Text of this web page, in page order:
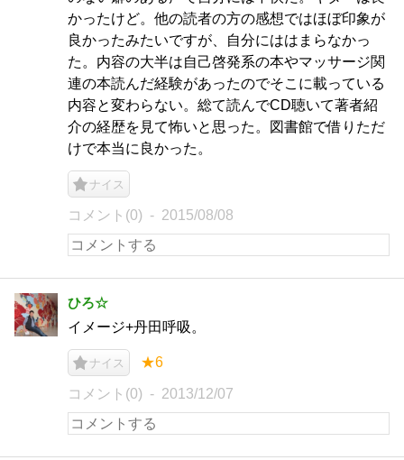
かったけど。他の読者の方の感想ではほぼ印象が
良かったみたいですが、自分にははまらなかっ
た。内容の大半は自己啓発系の本やマッサージ関
連の本読んだ経験があったのでそこに載っている
内容と変わらない。総て読んでCD聴いて著者紹
介の経歴を見て怖いと思った。図書館で借りただ
けで本当に良かった。
ナイス
コメント(0) 2015/08/08
ひろ☆
イメージ+丹田呼吸。
ナイス ★6
コメント(0) 2013/12/07